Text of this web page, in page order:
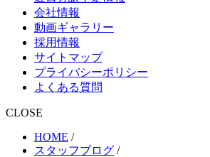
会社情報
動画ギャラリー
採用情報
サイトマップ
プライバシーポリシー
よくある質問
CLOSE
HOME /
スタッフブログ /